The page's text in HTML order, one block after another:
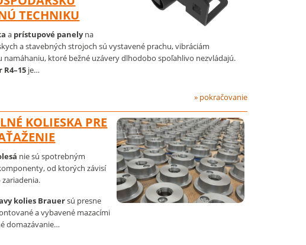
TECHNIKU
a prístupové panelyna
a stavebných strojoch sú vystavené prachu, vibráciám
namáhaniu, ktoré bežné uzávery dlhodobo spoľahlivo nezvládajú.
je…
» pokračovanie
KOLIESKA PRE
nie sú spotrebným
od ktorých závisí
kolies Brauersú presne
a vybavené mazacími
domazávanie…